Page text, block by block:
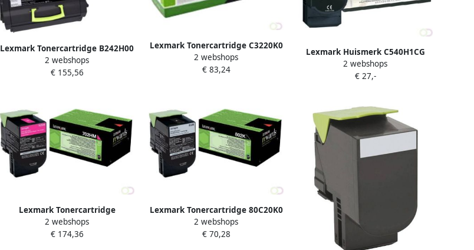
Lexmark Tonercartridge B242H00
zwart
2 webshops
€ 155,56
Lexmark Tonercartridge C3220K0
zwart
2 webshops
€ 83,24
Lexmark Huismerk C540H1CG
Toner Cyaan Hoge Capaciteit
2 webshops
€ 27,-
Lexmark Tonercartridge
70C2HM0 prebate rood HC
2 webshops
€ 174,36
Lexmark Tonercartridge 80C20K0
prebate zwart
2 webshops
€ 70,28